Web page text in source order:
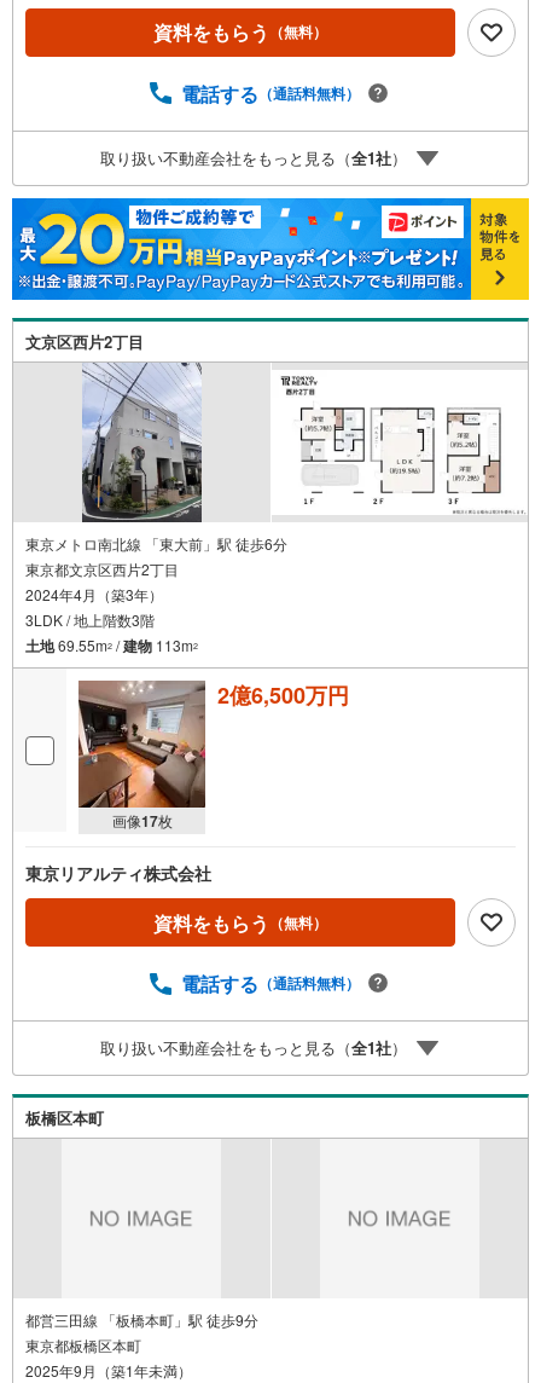
資料をもらう （無料）
電話する （通話料無料）
取り扱い不動産会社をもっと見る（全1社）
文京区西片2丁目
東京メトロ南北線 「東大前」駅 徒歩6分
東京都文京区西片2丁目
2024年4月（築3年）
3LDK / 地上階数3階
土地69.55m2 /建物 113m2
画像17枚
2億6,500万円
東京リアルティ株式会社
資料をもらう （無料）
電話する （通話料無料）
取り扱い不動産会社をもっと見る（全1社）
板橋区本町
都営三田線 「板橋本町」駅 徒歩9分
東京都板橋区本町
2025年9月（築1年未満）